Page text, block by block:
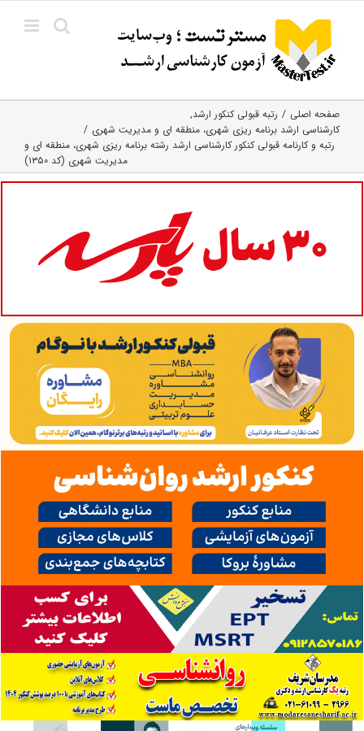
content
صفحه اصلی
رتبه قبولی کنکور ارشد
کارشناسی ارشد برنامه ریزی شهری، منطقه‌ ای و مدیریت شهری
رتبه و کارنامه قبولی کنکور کارشناسی ارشد رشته برنامه ریزی شهری، منطقه ای و
مدیریت شهری (کد ۱۳۵۰)